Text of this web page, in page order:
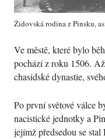
Židovská rodina z Pinsku,
Ve městě, které bylo
pochází z roku 1506.
chasidské dynastie,
Po první světové válce
nacistické jednotky a
jejímž předsedou se